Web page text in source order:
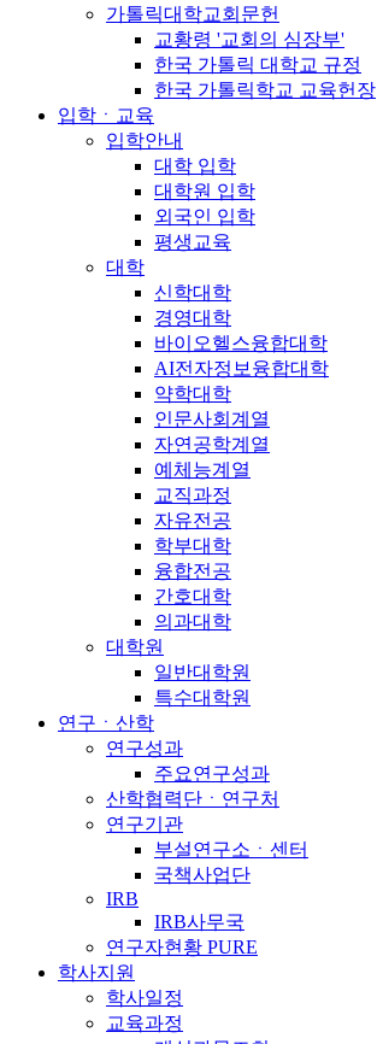
가톨릭대학교회문헌
교황령 '교회의 심장부'
한국 가톨릭 대학교 규정
한국 가톨릭학교 교육헌장
입학ㆍ교육
입학안내
대학 입학
대학원 입학
외국인 입학
평생교육
대학
신학대학
경영대학
바이오헬스융합대학
AI전자정보융합대학
약학대학
인문사회계열
자연공학계열
예체능계열
교직과정
자유전공
학부대학
융합전공
간호대학
의과대학
대학원
일반대학원
특수대학원
연구ㆍ산학
연구성과
주요연구성과
산학협력단ㆍ연구처
연구기관
부설연구소ㆍ센터
국책사업단
IRB
IRB사무국
연구자현황 PURE
학사지원
학사일정
교육과정